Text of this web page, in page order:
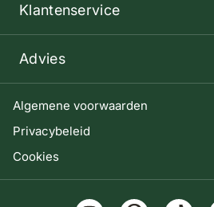
Algemene voorwaarden
Privacybeleid
Cookies
Klantenservice
Advies